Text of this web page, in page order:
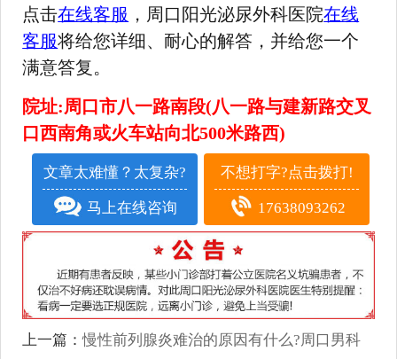
点击在线客服 ，周口阳光泌尿外科医院在线
客服将给您详细、耐心的解答，并给您一个
满意答复。
院址:周口市八一路南段(八一路与建新路交叉
口西南角或火车站向北500米路西)
文章太难懂？太复杂?
马上在线咨询
不想打字?点击拨打!
17638093262
上一篇：慢性前列腺炎难治的原因有什么?周口男科